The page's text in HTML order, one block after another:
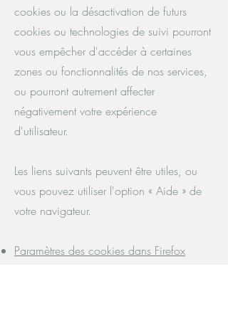
cookies ou la désactivation de futurs
cookies ou technologies de suivi pourront
vous empêcher d'accéder à certaines
zones ou fonctionnalités de nos services,
ou pourront autrement affecter
négativement votre expérience
d'utilisateur.
Les liens suivants peuvent être utiles, ou
vous pouvez utiliser l'option « Aide » de
votre navigateur.
Paramètres des cookies dans Firefox